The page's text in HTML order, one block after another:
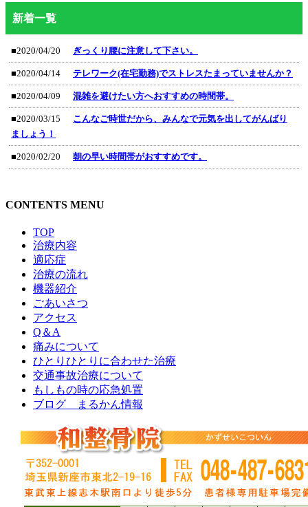
新着一覧
■2020/04/20 ぎっくり腰に注意して下さい。
■2020/04/14 テレワーク(在宅勤務)でストレスたまっていませんか？
■2020/04/09 混雑を避けたい方へおすすめの時間帯。
■2020/03/15
こんなご時世だから、みんなで元気を出してがんばり
ましょう！
■2020/02/20 朝の早い時間帯がおすすめです。
CONTENTS MENU
TOP
治療内容
適応症
治療の流れ
機器紹介
ごあいさつ
アクセス
Q＆A
痛みについて
ひとりひとりに合わせた治療
交通事故治療について
もしもの時の応急処置
ブログ まるかん情報